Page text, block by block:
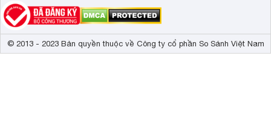
© 2013 - 2023 Bản quyền thuộc về Công ty cổ phần So Sánh Việt Nam